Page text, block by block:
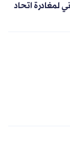
لمغادرة اتحاد